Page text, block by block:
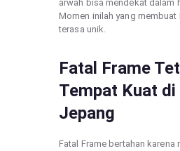
arwah bisa mendekat dalam
Momen inilah yang membuat
terasa unik.
Fatal Frame
Tempat Kuat
Jepang
Fatal Frame bertahan karena